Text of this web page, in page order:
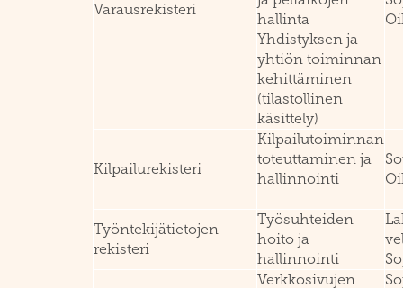
Varausrekisteri
hallinta
Yhdistyksen ja
yhtiön toiminnan
kehittäminen
(tilastollinen
käsittely)
Kilpailurekisteri
Kilpailutoiminnan
toteuttaminen ja
hallinnointi
Työntekijätietojen
rekisteri
Työsuhteiden
hoito ja
hallinnointi
Verkkosivujen